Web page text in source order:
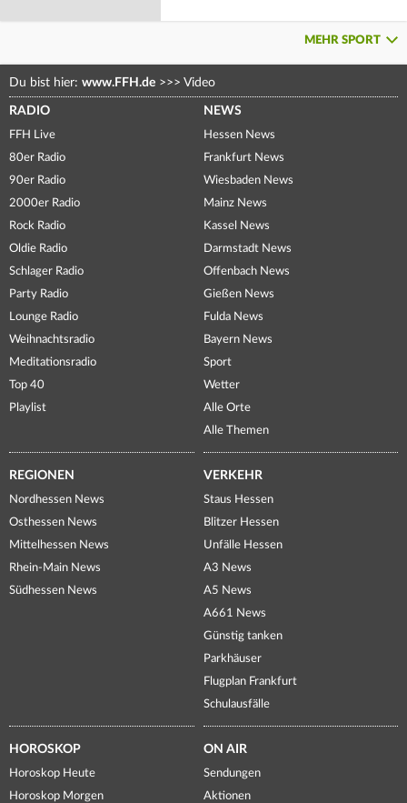
MEHR SPORT
Du bist hier: www.FFH.de >>> Video
RADIO
FFH Live
80er Radio
90er Radio
2000er Radio
Rock Radio
Oldie Radio
Schlager Radio
Party Radio
Lounge Radio
Weihnachtsradio
Meditationsradio
Top 40
Playlist
NEWS
Hessen News
Frankfurt News
Wiesbaden News
Mainz News
Kassel News
Darmstadt News
Offenbach News
Gießen News
Fulda News
Bayern News
Sport
Wetter
Alle Orte
Alle Themen
REGIONEN
Nordhessen News
Osthessen News
Mittelhessen News
Rhein-Main News
Südhessen News
VERKEHR
Staus Hessen
Blitzer Hessen
Unfälle Hessen
A3 News
A5 News
A661 News
Günstig tanken
Parkhäuser
Flugplan Frankfurt
Schulausfälle
HOROSKOP
Horoskop Heute
Horoskop Morgen
ON AIR
Sendungen
Aktionen